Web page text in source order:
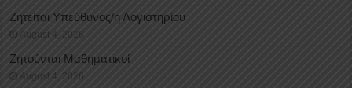
Ζητείται Υπεύθυνος/η Λογιστηρίου
August 4, 2026
Ζητούνται Μαθηματικοί
August 4, 2026